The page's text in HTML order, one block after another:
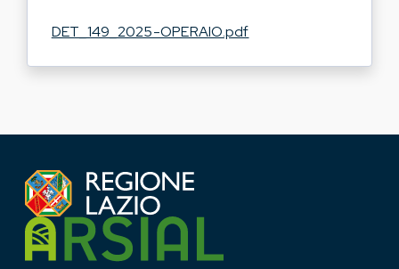
DET_149_2025-OPERAIO.pdf